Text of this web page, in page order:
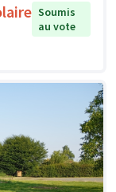
Soumis
au vote